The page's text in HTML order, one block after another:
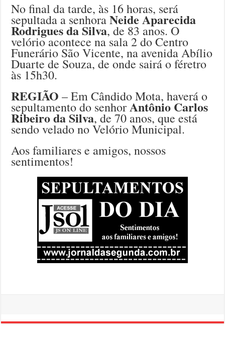
No final da tarde, às 16 horas, será
sepultada a senhoraNeide Aparecida
Rodrigues da Silva, de 83 anos. O
velório acontece na sala 2 do Centro
Funerário São Vicente, na avenida Abílio
Duarte de Souza, de onde sairá o féretro
às 15h30.
REGIÃO – Em Cândido Mota, haverá o
sepultamento do senhorAntônio Carlos
Ribeiro da Silva, de 70 anos, que está
sendo velado no Velório Municipal.
Aos familiares e amigos, nossos
sentimentos!